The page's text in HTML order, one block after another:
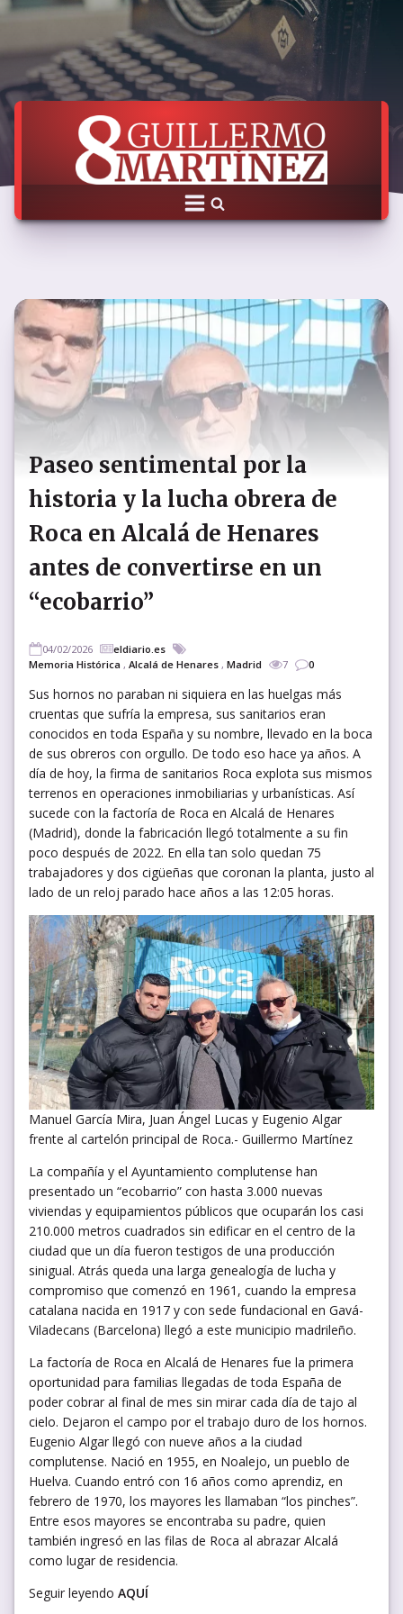
Paseo sentimental por la
historia y la lucha obrera de
Roca en Alcalá de Henares
antes de convertirse en un
“ecobarrio”
04/02/2026
eldiario.es
Memoria Histórica , Alcalá de Henares , Madrid 7 0
Sus hornos no paraban ni siquiera en las huelgas más
cruentas que sufría la empresa, sus sanitarios eran
conocidos en toda España y su nombre, llevado en la boca
de sus obreros con orgullo. De todo eso hace ya años. A
día de hoy, la firma de sanitarios Roca explota sus mismos
terrenos en operaciones inmobiliarias y urbanísticas. Así
sucede con la factoría de Roca en Alcalá de Henares
(Madrid), donde la fabricación llegó totalmente a su fin
poco después de 2022. En ella tan solo quedan 75
trabajadores y dos cigüeñas que coronan la planta, justo al
lado de un reloj parado hace años a las 12:05 horas.
Manuel García Mira, Juan Ángel Lucas y Eugenio Algar
frente al cartelón principal de Roca.- Guillermo Martínez
La compañía y el Ayuntamiento complutense han
presentado un “ecobarrio” con hasta 3.000 nuevas
viviendas y equipamientos públicos que ocuparán los casi
210.000 metros cuadrados sin edificar en el centro de la
ciudad que un día fueron testigos de una producción
sinigual. Atrás queda una larga genealogía de lucha y
compromiso que comenzó en 1961, cuando la empresa
catalana nacida en 1917 y con sede fundacional en Gavá-
Viladecans (Barcelona) llegó a este municipio madrileño.
La factoría de Roca en Alcalá de Henares fue la primera
oportunidad para familias llegadas de toda España de
poder cobrar al final de mes sin mirar cada día de tajo al
cielo. Dejaron el campo por el trabajo duro de los hornos.
Eugenio Algar llegó con nueve años a la ciudad
complutense. Nació en 1955, en Noalejo, un pueblo de
Huelva. Cuando entró con 16 años como aprendiz, en
febrero de 1970, los mayores les llamaban “los pinches”.
Entre esos mayores se encontraba su padre, quien
también ingresó en las filas de Roca al abrazar Alcalá
como lugar de residencia.
Seguir leyendo AQUÍ